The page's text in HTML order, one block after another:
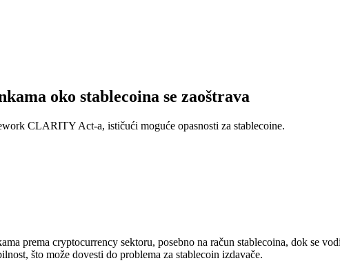
oko stablecoina se zaoštrava
CLARITY Act-a, ističući moguće opasnosti za stablecoine.
prema cryptocurrency sektoru, posebno na račun stablecoina, dok se
što može dovesti do problema za stablecoin izdavače.